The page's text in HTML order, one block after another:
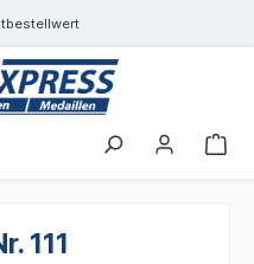
111